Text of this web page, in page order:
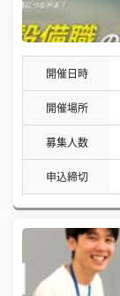
開催日時
開催場所
募集人数
申込締切